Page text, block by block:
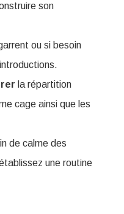
son
ou si besoin
la répartition
cage ainsi que les
de calme des
une routine